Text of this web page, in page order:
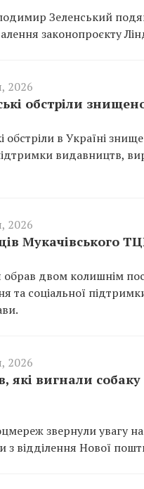
Зеленський
законопроєкту
2026
обстріли
обстріли в Україні
видавництв,
2026
Мукачівського
обрав двом колишнім
та соціальної
2026
які вигнали
звернули увагу
з відділення Нової